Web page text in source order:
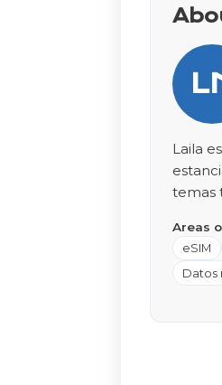
Laila
temas
Areas
eSIM
Datos